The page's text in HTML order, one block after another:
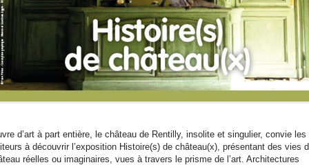
d’art à part entière, le château de Rentilly, insolite et singulier, convie les
à découvrir l’exposition Histoire(s) de château(x), présentant des vies
réelles ou imaginaires, vues à travers le prisme de l’art. Architectures